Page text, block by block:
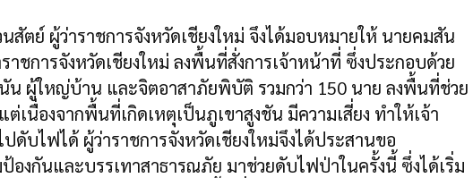
ตย์ ผู้ว่าราชการจังหวัดเชียงใหม่ จึงได้มอบหมายให้ นายคมสัน
าชการจังหวัดเชียงใหม่ ลงพื้นที่สั่งการเจ้าหน้าที่ ซึ่งประกอบด้วย
น ผู้ใหญ่บ้าน และจิตอาสาภัยพิบัติ รวมกว่า 150 นาย ลงพื้นที่ช่วย
เนื่องจากพื้นที่เกิดเหตุเป็นภูเขาสูงชัน มีความเสี่ยง ทำให้เจ้า
ดับไฟได้ ผู้ว่าราชการจังหวัดเชียงใหม่จึงได้ประสานขอ
องกันและบรรเทาสาธารณภัย มาช่วยดับไฟป่าในครั้งนี้ ซึ่งได้เริ่ม